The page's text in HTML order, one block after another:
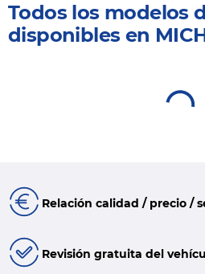
Todos los modelos
disponibles en
Relación calidad / precio /
Revisión gratuita del